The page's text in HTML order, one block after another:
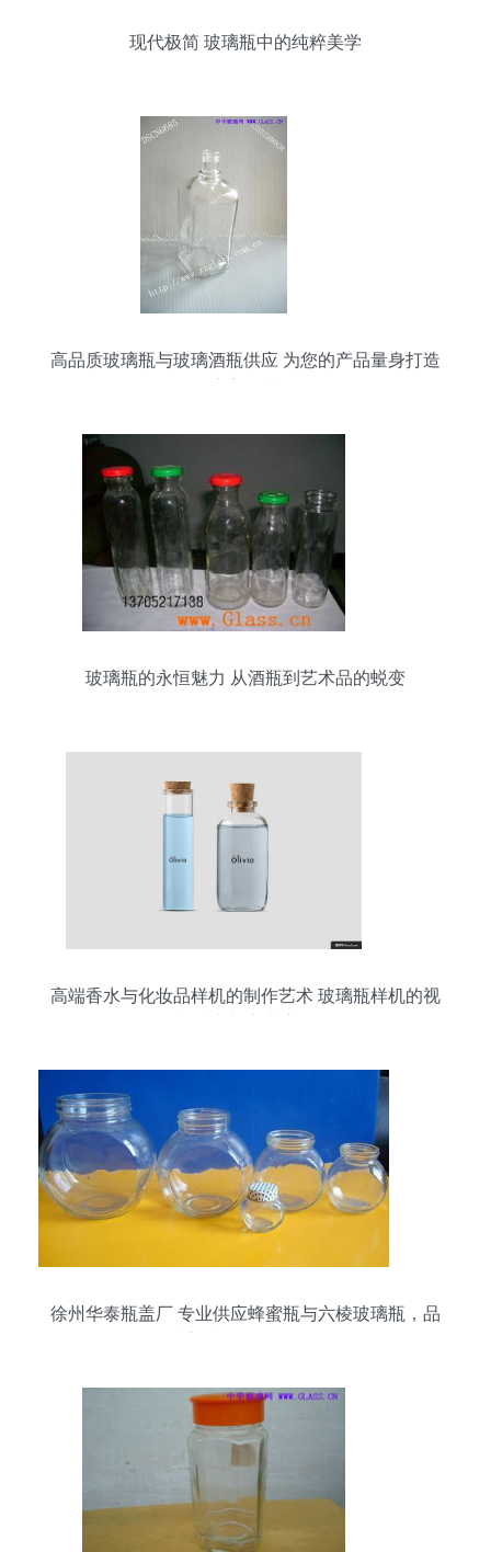
现代极简 玻璃瓶中的纯粹美学
高品质玻璃瓶与玻璃酒瓶供应 为您的产品量身打造
玻璃瓶的永恒魅力 从酒瓶到艺术品的蜕变
高端香水与化妆品样机的制作艺术 玻璃瓶样机的视
徐州华泰瓶盖厂 专业供应蜂蜜瓶与六棱玻璃瓶，品